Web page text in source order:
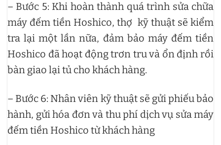
– Bước 5: Khi hoàn thành quá trình sửa chữa
máy đếm tiền Hoshico, thợ kỹ thuật sẽ kiểm
tra lại một lần nữa, đảm bảo máy đếm tiền
Hoshico đã hoạt động trơn tru và ổn định rồi
bàn giao lại tủ cho khách hàng.
– Bước 6: Nhân viên kỹ thuật sẽ gửi phiếu bảo
hành, gửi hóa đơn và thu phí dịch vụ sửa máy
đếm tiền Hoshico từ khách hàng